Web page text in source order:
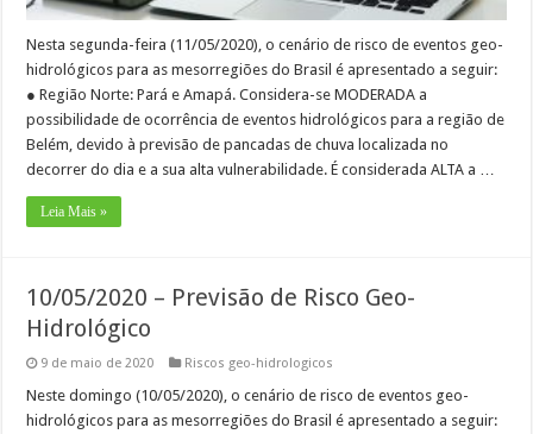
Nesta segunda-feira (11/05/2020), o cenário de risco de eventos geo-
hidrológicos para as mesorregiões do Brasil é apresentado a seguir:
● Região Norte: Pará e Amapá. Considera-se MODERADA a
possibilidade de ocorrência de eventos hidrológicos para a região de
Belém, devido à previsão de pancadas de chuva localizada no
decorrer do dia e a sua alta vulnerabilidade. É considerada ALTA a …
Leia Mais »
10/05/2020 – Previsão de Risco Geo-
Hidrológico
9 de maio de 2020 Riscos geo-hidrologicos
Neste domingo (10/05/2020), o cenário de risco de eventos geo-
hidrológicos para as mesorregiões do Brasil é apresentado a seguir: